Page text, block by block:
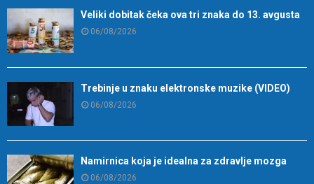
Veliki dobitak čeka ova tri znaka do 13. avgusta
06/08/2026
Trebinje u znaku elektronske muzike (VIDEO)
06/08/2026
Namirnica koja je idealna za zdravlje mozga
06/08/2026